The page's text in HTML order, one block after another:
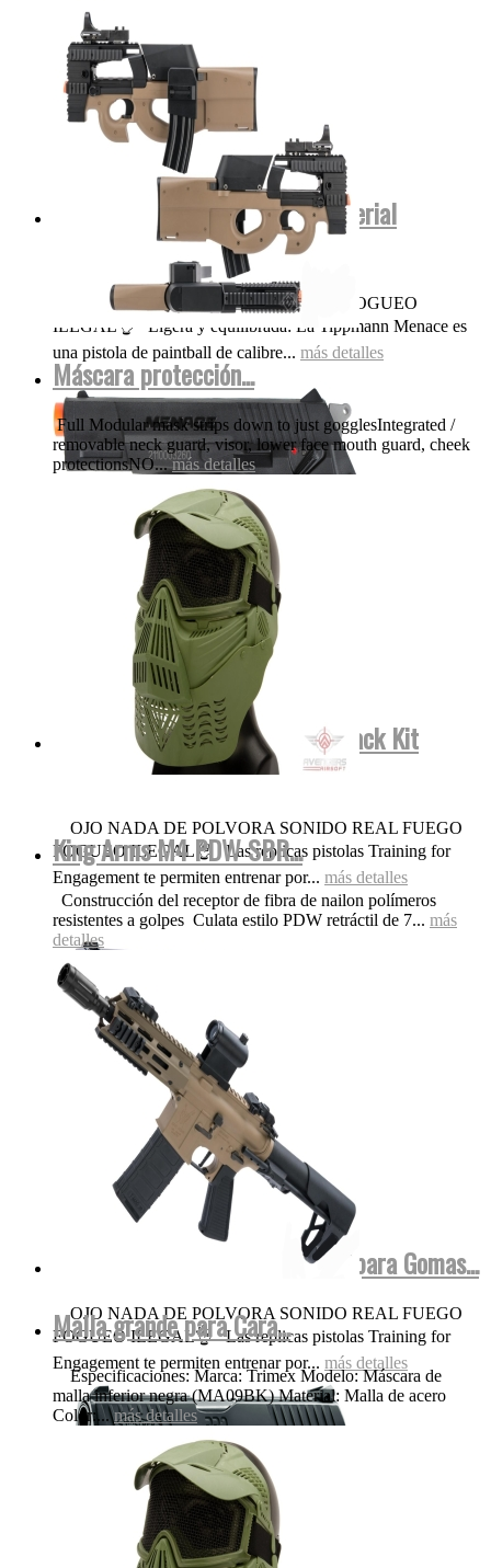
Menace Tippmann co2 .50 (Material
polímero No...
OJO NADA DE POLVORA FUEGO FOGUEO
ILEGAL👌 Ligera y equilibrada: La Tippmann Menace es
una pistola de paintball de calibre... más detalles
Smith&Wesson FulMetal Blowback Kit
Dispara Gomas...
OJO NADA DE POLVORA SONIDO REAL FUEGO
FOGUEO ILEGAL👌 Las replicas pistolas Training for
Engagement te permiten entrenar por... más detalles
Walther FulMetal Blowback Dispara Gomas...
OJO NADA DE POLVORA SONIDO REAL FUEGO
FOGUEO ILEGAL👌 Las replicas pistolas Training for
Engagement te permiten entrenar por... más detalles
Máscara protección...
Full Modular mask strips down to just gogglesIntegrated /
removable neck guard, visor, lower face mouth guard, cheek
protectionsNO...más detalles
King Arms M4 PDW SBR...
Construcción del receptor de fibra de nailon polímeros
resistentes a golpes Culata estilo PDW retráctil de 7... más
detalles
Malla grande para Cara...
Especificaciones: Marca: Trimex Modelo: Máscara de
malla inferior negra (MA09BK) Material: Malla de acero
Color:...más detalles